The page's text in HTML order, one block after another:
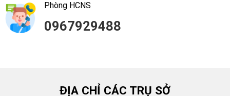
Phòng HCNS
0967929488
ĐỊA CHỈ CÁC TRỤ SỞ